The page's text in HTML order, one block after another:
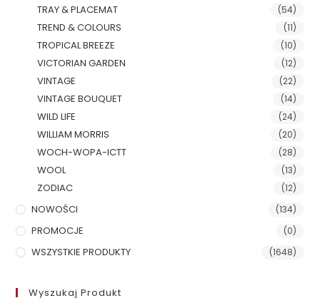
TRAY & PLACEMAT (54)
TREND & COLOURS (11)
TROPICAL BREEZE (10)
VICTORIAN GARDEN (12)
VINTAGE (22)
VINTAGE BOUQUET (14)
WILD LIFE (24)
WILLIAM MORRIS (20)
WOCH-WOPA-ICTT (28)
WOOL (13)
ZODIAC (12)
NOWOŚCI (134)
PROMOCJE (0)
WSZYSTKIE PRODUKTY (1648)
Wyszukaj Produkt